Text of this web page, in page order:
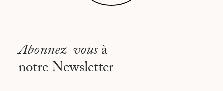
Abonnez-vousà
notre Newsletter